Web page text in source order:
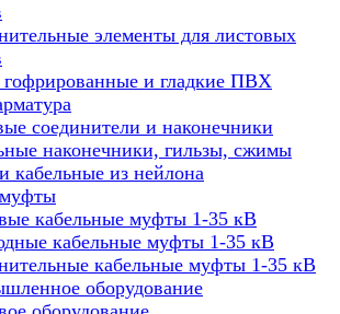
элементы для листовых
и гладкие ПВХ
соединители и наконечники
наконечники, гильзы, сжимы
кабельные из нейлона
кабельные муфты 1-35 кВ
кабельные муфты 1-35 кВ
кабельные муфты 1-35 кВ
оборудование